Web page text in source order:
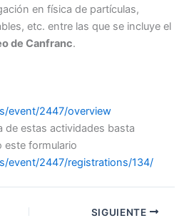
en física de partículas,
etc. entre las que se incluye el
de Canfranc.
event/2447/overview
de estas actividades basta
este formulario
event/2447/registrations/134/
SIGUIENTE